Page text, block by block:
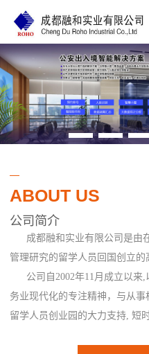
ABOUT US
公司简介
成都融和实业有限公司是由
管理研究的留学人员回国创立
公司自2002年11月成立以来,
务业现代化的专注精神，与从
留学人员创业园的大力支持, 短